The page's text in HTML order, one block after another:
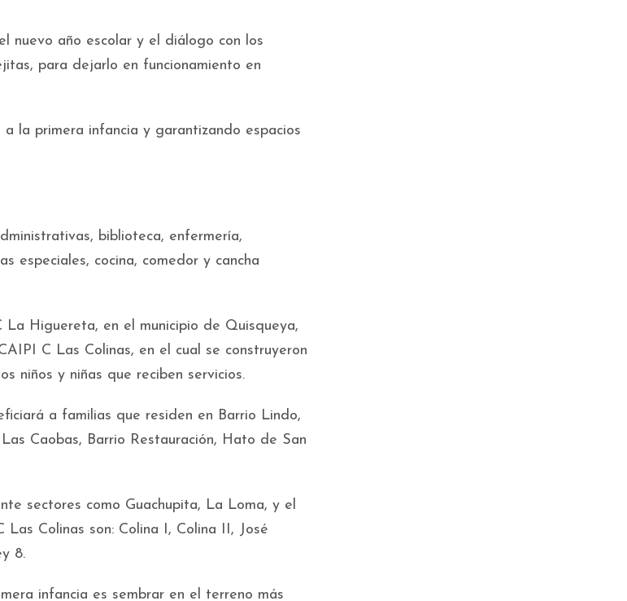
nuevo año escolar y el diálogo con los
para dejarlo en funcionamiento en
la primera infancia y garantizando espacios
biblioteca, enfermería,
especiales, cocina, comedor y cancha
Higuereta, en el municipio de Quisqueya,
C Las Colinas, en el cual se construyeron
niños y niñas que reciben servicios.
a familias que residen en Barrio Lindo,
Caobas, Barrio Restauración, Hato de San
sectores como Guachupita, La Loma, y el
Colinas son: Colina I, Colina II, José
8.
infancia es sembrar en el terreno más